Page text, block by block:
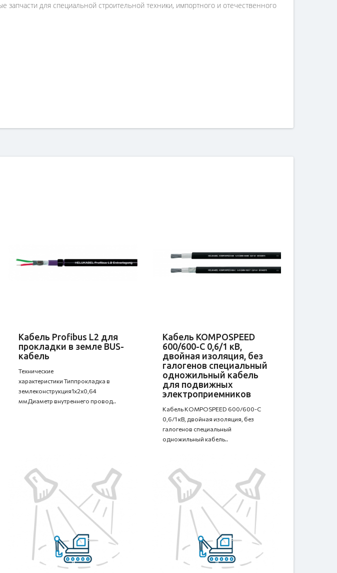
запчасти для специальной строительной техники, импортного и отечественного
Кабель Profibus L2 для
прокладки в земле BUS-
кабель
Технические
характеристики Типпрокладка в
землеконструкция1x2x0,64
ммДиаметр внутреннего провод..
Кабель KOMPOSPEED
600/600-C 0,6/1 кВ,
двойная изоляция, без
галогенов специальный
одножильный кабель
для подвижных
электроприемников
Кабель KOMPOSPEED 600/600-C
0,6/1 кВ, двойная изоляция, без
галогенов специальный
одножильный кабель..